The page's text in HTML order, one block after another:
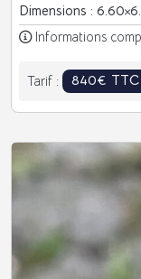
Dimensions : 6.60
Informations
Tarif : 840€ TTC